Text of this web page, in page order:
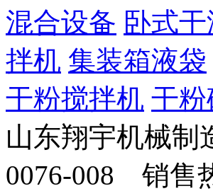
混合设备 卧式
拌机 集装箱液袋
干粉搅拌机 干
山东翔宇机械
0076-008 销售